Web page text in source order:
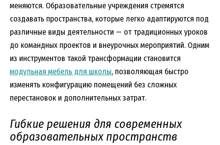
меняются. Образовательные учреждения стремятся
создавать пространства, которые легко адаптируются под
различные виды деятельности — от традиционных уроков
до командных проектов и внеурочных мероприятий. Одним
из инструментов такой трансформации становится
модульная мебель для школы, позволяющая быстро
изменять конфигурацию помещений без сложных
перестановок и дополнительных затрат.
Гибкие решения для современных
образовательных пространств